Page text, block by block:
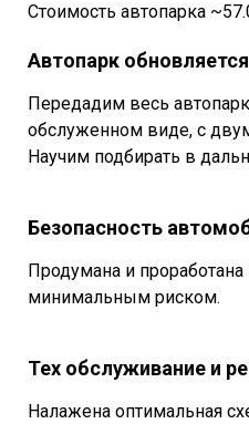
Стоимость автопарка
Автопарк
Передадим весь
обслуженном виде, с
Научим подбирать в
Безопасность
Продумана и
минимальным риском.
Тех обслуживание и
Налажена оптимальная